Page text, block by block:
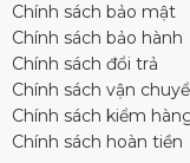
Chính sách bảo mật
Chính sách bảo hành
Chính sách đổi trả
Chính sách vận
Chính sách kiểm
Chính sách hoàn tiền